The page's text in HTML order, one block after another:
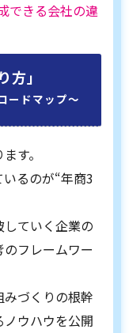
できる会社の違
方」
ードマップ〜
す。
るのが“年商3
ていく企業の
フレームワー
づくりの根幹
ウハウを公開